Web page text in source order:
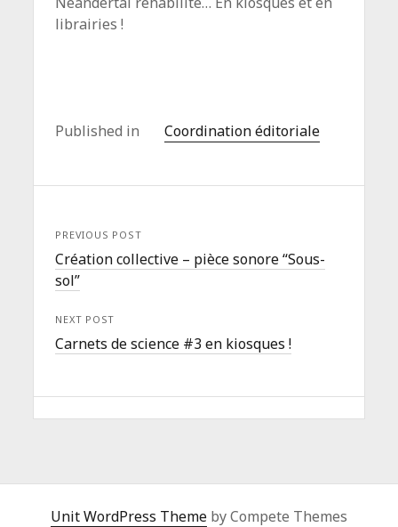
librairies !
Published in Coordination éditoriale
PREVIOUS POST
Création collective – pièce sonore “Sous-
sol”
NEXT POST
Carnets de science #3 en kiosques !
Unit WordPress Theme by Compete Themes